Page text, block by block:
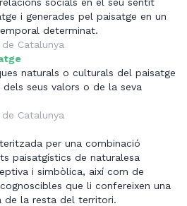
i generades pel paisatge en un
determinat.
Catalunya
naturals o culturals del paisatge
seus valors o de la seva
Catalunya
per una combinació
paisatgístics de naturalesa
i simbòlica, així com de
que li confereixen una
de la resta del territori.